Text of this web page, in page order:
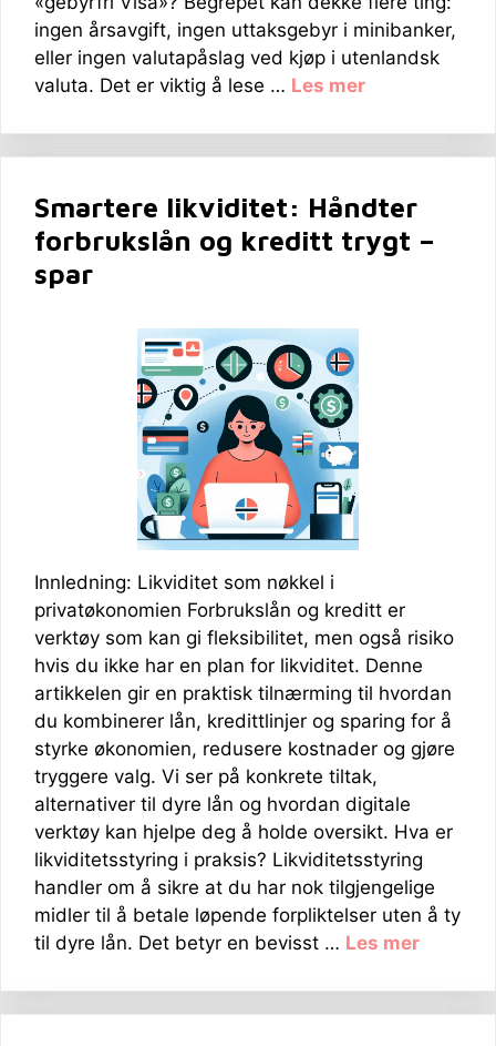
ingen årsavgift, ingen uttaksgebyr i minibanker,
eller ingen valutapåslag ved kjøp i utenlandsk
valuta. Det er viktig å lese … Les mer
Smartere likviditet: Håndter
forbrukslån og kreditt trygt –
spar
Innledning: Likviditet som nøkkel i
privatøkonomien Forbrukslån og kreditt er
verktøy som kan gi fleksibilitet, men også risiko
hvis du ikke har en plan for likviditet. Denne
artikkelen gir en praktisk tilnærming til hvordan
du kombinerer lån, kredittlinjer og sparing for å
styrke økonomien, redusere kostnader og gjøre
tryggere valg. Vi ser på konkrete tiltak,
alternativer til dyre lån og hvordan digitale
verktøy kan hjelpe deg å holde oversikt. Hva er
likviditetsstyring i praksis? Likviditetsstyring
handler om å sikre at du har nok tilgjengelige
midler til å betale løpende forpliktelser uten å ty
til dyre lån. Det betyr en bevisst … Les mer